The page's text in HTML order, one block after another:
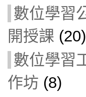
數位學習
開授課 (20)
數位學習
作坊 (8)